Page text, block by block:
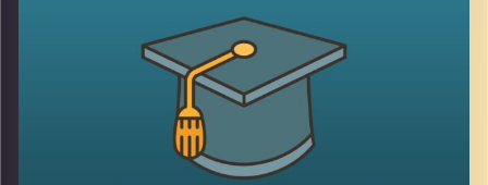
עם ההשפעה של מלחמת חרבות ברזל האטו את קצב כניסת
החשמליות, שככל הנראה היה גדל אפילו יותר השנה הסוללות
הן הרכיב היקר ביותר ברכבים חשמליים, וכולם מנסים לייצר
סוללות מהירות בעלות נמוכה יותר שיוכלו להוריד את מחיר